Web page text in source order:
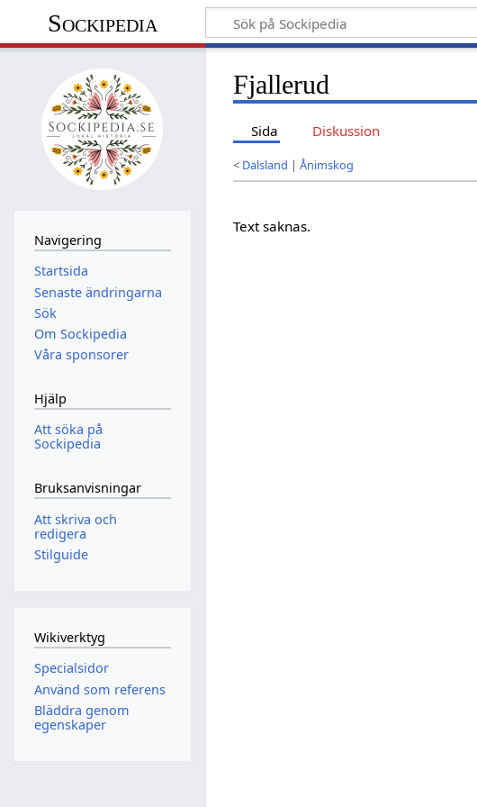
Sockipedia
Fjallerud
Sida Diskussion
< Dalsland |Ånimskog
Text saknas.
Navigering
Startsida
Senaste ändringarna
Sök
Om Sockipedia
Våra sponsorer
Hjälp
Att söka på
Sockipedia
Bruksanvisningar
Att skriva och
redigera
Stilguide
Wikiverktyg
Specialsidor
Använd som referens
Bläddra genom
egenskaper